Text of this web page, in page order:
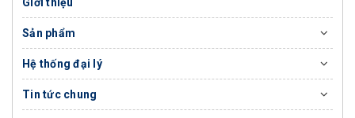
Sản phẩm
Hệ thống đại lý
Tin tức chung